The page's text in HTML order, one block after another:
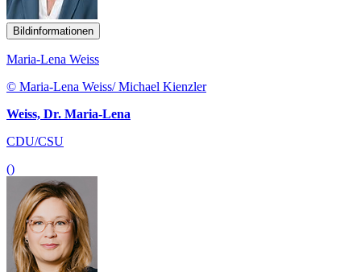
Bildinformationen
Maria-Lena Weiss
© Maria-Lena Weiss/ Michael Kienzler
Weiss, Dr. Maria-Lena
CDU/CSU
()